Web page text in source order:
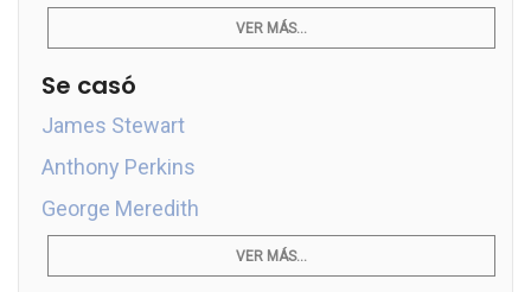
VER MÁS...
Se casó
James Stewart
Anthony Perkins
George Meredith
VER MÁS...